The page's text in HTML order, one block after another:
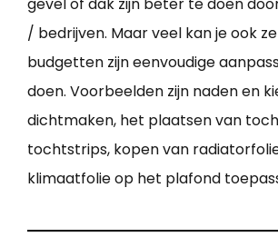
/ bedrijven. Maar veel kan je ook
budgetten zijn eenvoudige
doen. Voorbeelden zijn naden en
dichtmaken, het plaatsen van
tochtstrips, kopen van
klimaatfolie op het plafond